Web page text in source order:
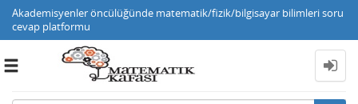
Akademisyenler öncülüğünde matematik/fizik/bilgisayar bilimleri soru
cevap platformu
Toggle